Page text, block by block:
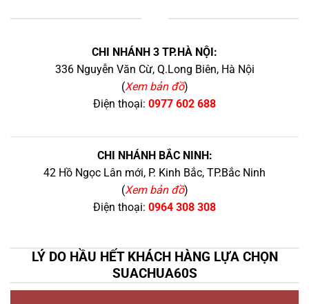
CHI NHÁNH 3 TP.HÀ NỘI:
336 Nguyễn Văn Cừ, Q.Long Biên, Hà Nội
(Xem bản đồ)
Điện thoại: 0977 602 688
CHI NHÁNH BẮC NINH:
42 Hồ Ngọc Lân mới, P. Kinh Bắc, TP.Bắc Ninh
(Xem bản đồ)
Điện thoại: 0964 308 308
LÝ DO HẦU HẾT KHÁCH HÀNG LỰA CHỌN
SUACHUA60S